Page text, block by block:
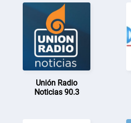
Unión Radio
Noticias 90.3